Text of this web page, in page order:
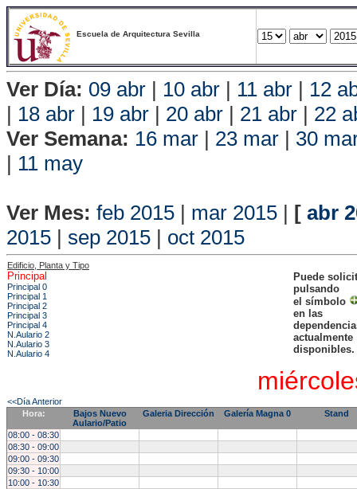
Escuela de Arquitectura Sevilla
Ver Día: 09 abr | 10 abr | 11 abr | 12
| 18 abr | 19 abr | 20 abr | 21 abr | 22
Ver Semana: 16 mar | 23 mar | 30
| 11 may
Ver Mes: feb 2015 | mar 2015 | [ abr
2015 | sep 2015 | oct 2015
Edificio, Planta y Tipo
Principal
Principal 0
Principal 1
Principal 2
Principal 3
Principal 4
N.Aulario 2
N.Aulario 3
N.Aulario 4
Puede
pulsando
el símbolo
en las
actualmente
disponibles.
<<Día Anterior
Hora:
Bajos Nuevo
Aulario/Patio
Galeria Dirección Galería Magna 0 Stand
08:00 - 08:30
08:30 - 09:00
09:00 - 09:30
09:30 - 10:00
10:00 - 10:30